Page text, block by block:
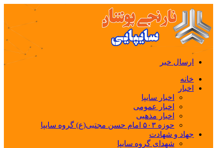
ارسال خبر
خانه
اخبار
اخبار سایپا
اخبار عمومی
اخبار مذهبی
حوزه ۵۰۳ امام حسن مجتبی(ع) گروه سایپا
جهاد و شهادت
شهدای گروه سایپا